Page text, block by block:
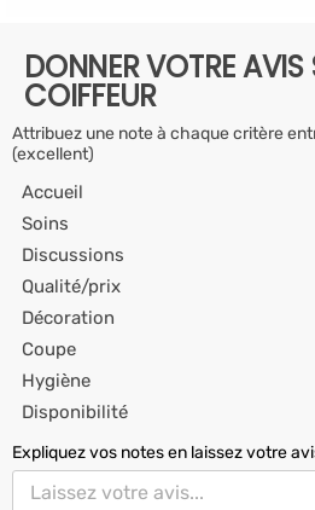
DONNER VOTRE AVIS
COIFFEUR
Attribuez une note à chaque critère
(excellent)
Accueil
Soins
Discussions
Qualité/prix
Décoration
Coupe
Hygiène
Disponibilité
Expliquez vos notes en laissez votre